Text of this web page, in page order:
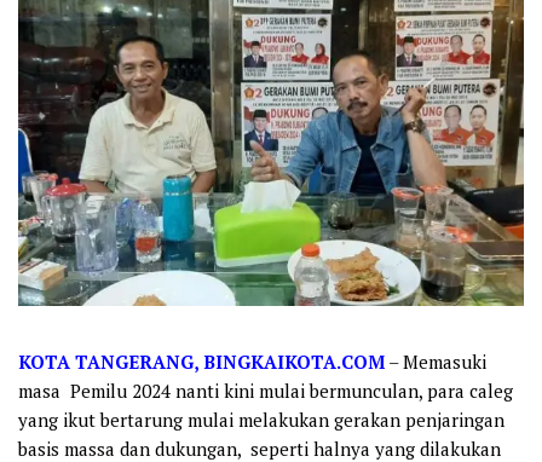
KOTA TANGERANG, BINGKAIKOTA.COM – Memasuki
masa Pemilu 2024 nanti kini mulai bermunculan, para caleg
yang ikut bertarung mulai melakukan gerakan penjaringan
basis massa dan dukungan, seperti halnya yang dilakukan